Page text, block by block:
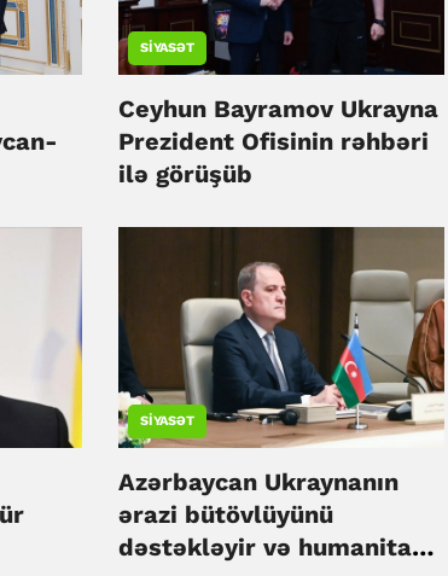
SIYASƏT
Ceyhun Bayramov Ukrayna
Prezident Ofisinin rəhbəri
ilə görüşüb
SIYASƏT
Azərbaycan Ukraynanın
ərazi bütövlüyünü
dəstəkləyir və humanitar